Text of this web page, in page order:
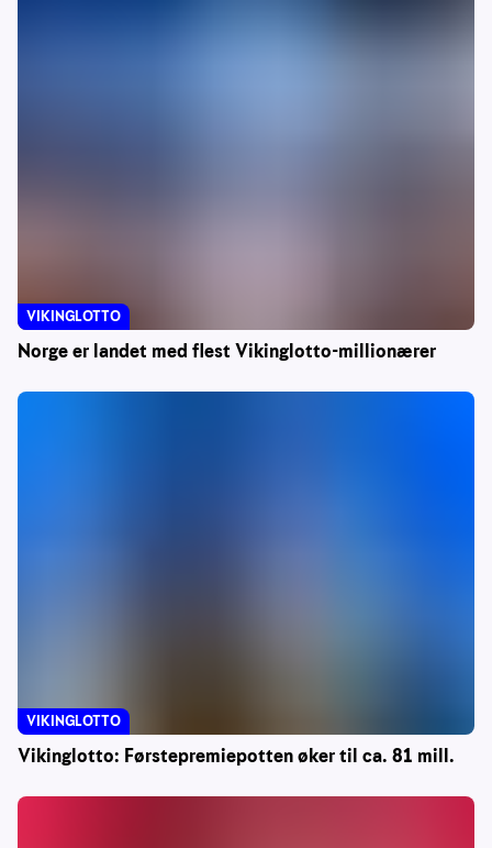
Norge er landet med flest Vikinglotto-millionærer
VIKINGLOTTO
Vikinglotto: Førstepremiepotten øker til ca. 81 mill.
VIKINGLOTTO